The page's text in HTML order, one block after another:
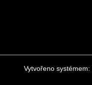
Vytvořeno systémem: